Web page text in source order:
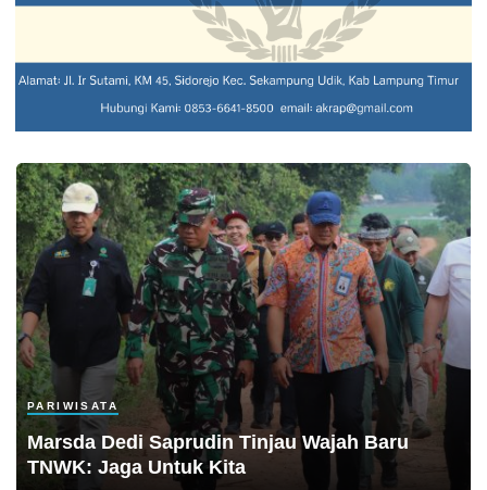
PARIWISATA
Marsda Dedi Saprudin Tinjau Wajah Baru
TNWK: Jaga Untuk Kita